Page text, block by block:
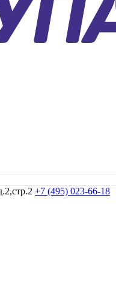
+7 (495) 023-66-18